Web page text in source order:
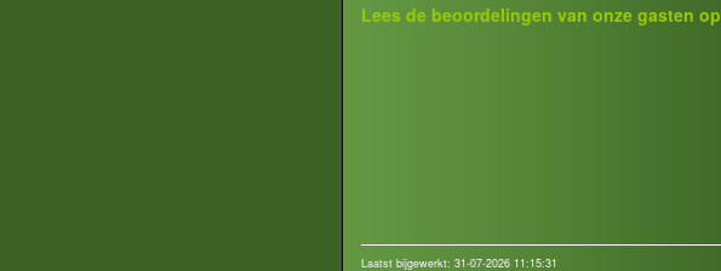
Lees de beoordelingen van onze gasten op
Laatst bijgewerkt: 31-07-2026 11:15:31